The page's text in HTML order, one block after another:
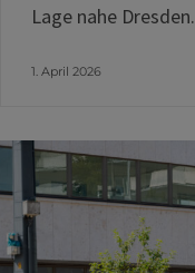
Lage nahe Dresden.
1. April 2026